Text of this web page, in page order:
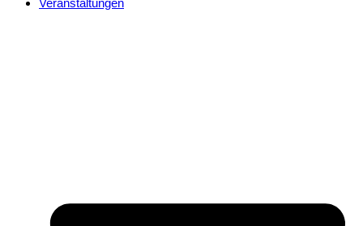
Veranstaltungen